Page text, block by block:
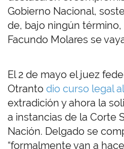
Gobierno Nacional,
de, bajo ningún
Facundo Molares se
El 2 de mayo el juez
Otranto dio curso legal
extradición y ahora la
a instancias de la Corte
Nación. Delgado se
“formalmente van a